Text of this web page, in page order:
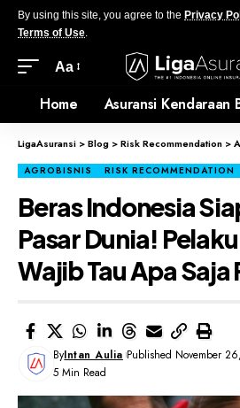
By using this site, you agree to the Privacy
Terms of Use.
Aa
Home Asuransi Kendaraan
LigaAsuransi >Blog >Risk Recommendation >
AGROBISNIS RISK RECOMMENDATION
Beras Indonesia
Pasar Dunia!
Wajib Tau Apa Saja
ByIntan Aulia Published November
5 Min Read